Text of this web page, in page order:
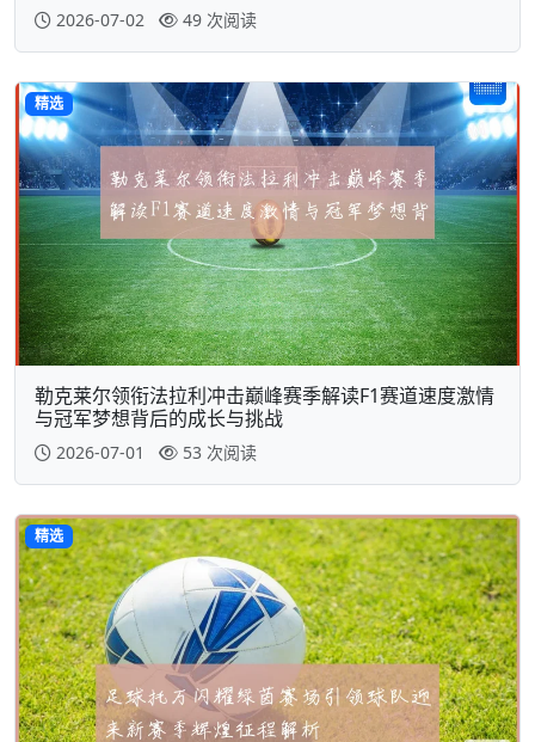
2026-07-02 49 次阅读
精选
勒克莱尔领衔法拉利冲击巅峰赛季解读F1赛道速度激情
与冠军梦想背后的成长与挑战
2026-07-01 53 次阅读
精选